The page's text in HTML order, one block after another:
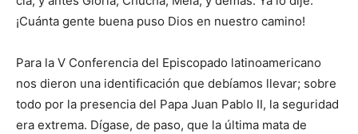
¡Cuánta gente buena puso Dios en nuestro camino!
Para la V Conferencia del Episcopado latinoame­ricano
nos dieron una identificación que debíamos ­llevar; sobre
todo por la presencia del Papa Juan Pablo II, la seguridad
era extrema. Dígase, de paso, que la última mata de